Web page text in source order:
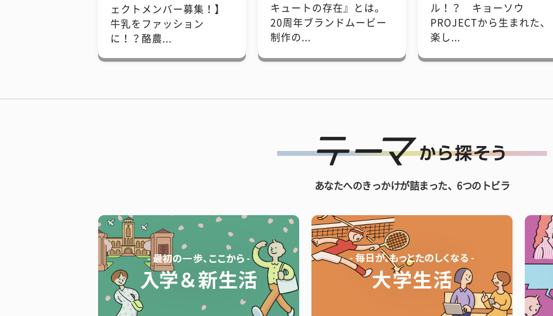
ェクトメンバー募集！】
牛乳をファッション
に！？酪農...
キュートの存在』とは。
20周年ブランドムービー
制作の...
ル！？ キョーソウ
PROJECTから生まれた、
楽し...
あなたへのきっかけが詰まった、6つのトビラ